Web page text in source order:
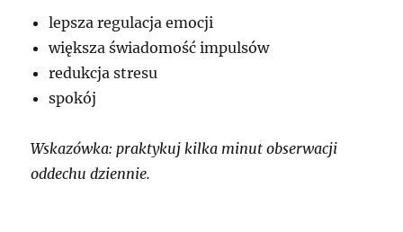
lepsza regulacja emocji
większa świadomość impulsów
redukcja stresu
spokój
Wskazówka: praktykuj kilka minut obserwacji
oddechu dziennie.